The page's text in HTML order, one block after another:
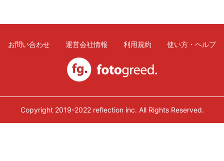
お問い合わせ 運営会社情報 利用規約 使い方・ヘルプ
Copyright 2019-2022 reflection inc. All Rights Reserved.